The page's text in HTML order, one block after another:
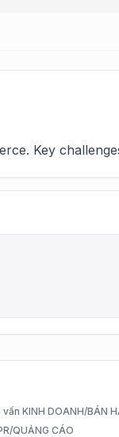
Key
KINH DOANH/BÁN
QUẢNG CÁO